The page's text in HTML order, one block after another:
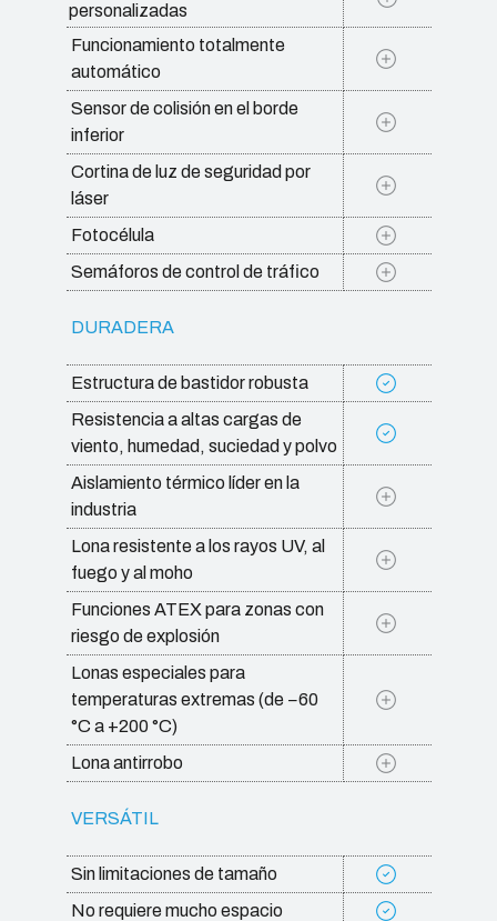
personalizadas
Funcionamiento totalmente
automático
Sensor de colisión en el borde
inferior
Cortina de luz de seguridad por
láser
Fotocélula
Semáforos de control de tráfico
DURADERA
Estructura de bastidor robusta
Resistencia a altas cargas de
viento, humedad, suciedad y polvo
Aislamiento térmico líder en la
industria
Lona resistente a los rayos UV, al
fuego y al moho
Funciones ATEX para zonas con
riesgo de explosión
Lonas especiales para
temperaturas extremas (de −60
°C a +200 °C)
Lona antirrobo
VERSÁTIL
Sin limitaciones de tamaño
No requiere mucho espacio